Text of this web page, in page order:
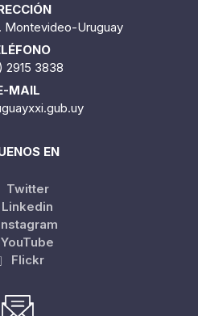
Montevideo-Uruguay
2915 3838
MAIL
EN
Twitter
Linkedin
YouTube
Flickr